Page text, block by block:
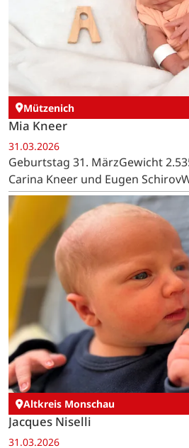
Mützenich
Mia Kneer
31.03.2026
Geburtstag 31. MärzGewicht
Carina Kneer und Eugen
Altkreis Monschau
Jacques Niselli
31.03.2026